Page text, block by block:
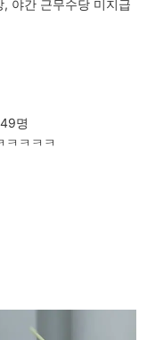
야간 근무수당 미지급
명
ㅋㅋㅋㅋ